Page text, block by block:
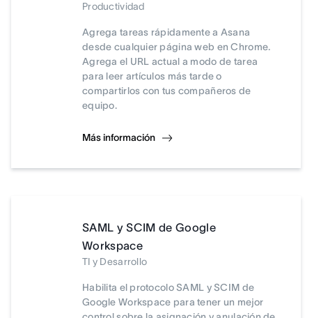
Productividad
Agrega tareas rápidamente a Asana
desde cualquier página web en Chrome.
Agrega el URL actual a modo de tarea
para leer artículos más tarde o
compartirlos con tus compañeros de
equipo.
Más información
SAML y SCIM de Google
Workspace
TI y Desarrollo
Habilita el protocolo SAML y SCIM de
Google Workspace para tener un mejor